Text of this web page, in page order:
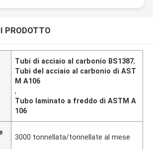
PRODOTTO
Tubi di acciaio al carbonio BS1387,
Tubi del acciaio al carbonio di AST
M A106
,
Tubo laminato a freddo di ASTM A
106
3000 tonnellata/tonnellate al mese